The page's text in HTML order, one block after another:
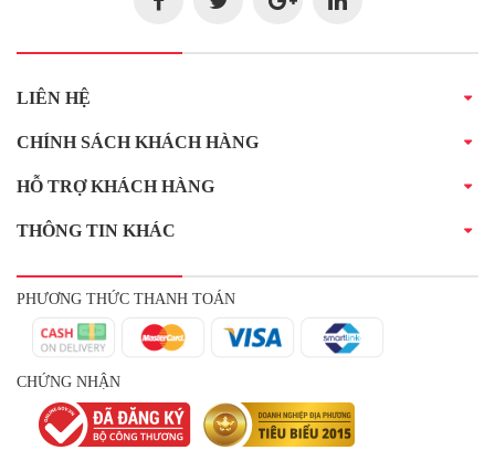
LIÊN HỆ
CHÍNH SÁCH KHÁCH HÀNG
HỖ TRỢ KHÁCH HÀNG
THÔNG TIN KHÁC
PHƯƠNG THỨC THANH TOÁN
CHỨNG NHẬN